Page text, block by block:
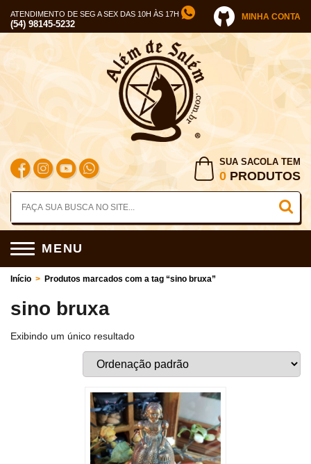
ATENDIMENTO DE SEG A SEX DAS 10H ÀS 17H
(54) 98145-5232
MINHA CONTA
SUA SACOLA TEM
0 PRODUTOS
MENU
Início > Produtos marcados com a tag “sino bruxa”
sino bruxa
Exibindo um único resultado